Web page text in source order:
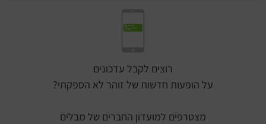
רוצים לקבל עדכונים
על הופעות חדשות של זוהר לא הספקתי?
מצטרפים למועדון החברים של מבלים